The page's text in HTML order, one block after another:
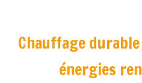
Chauffage
énergies